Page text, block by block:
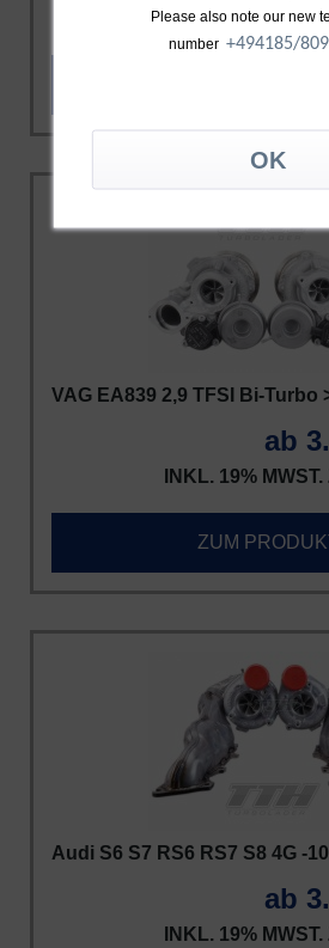
INKL. 19% MWST.
VAG EA839 2,9 TFSI Bi-Turbo
ab
INKL. 19%
ZUM
Audi S6 S7 RS6 RS7 S8 4G -
ab
INKL. 19%
Please also note our new
number +494185/